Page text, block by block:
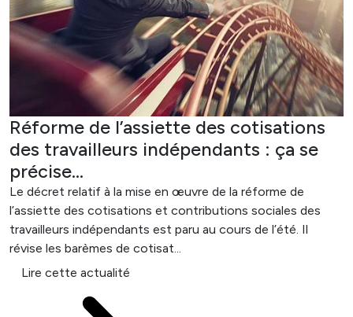
Réforme de l’assiette des cotisations
des travailleurs indépendants : ça se
précise…
Le décret relatif à la mise en œuvre de la réforme de
l’assiette des cotisations et contributions sociales des
travailleurs indépendants est paru au cours de l’été. Il
révise les barèmes de cotisat...
Lire cette actualité